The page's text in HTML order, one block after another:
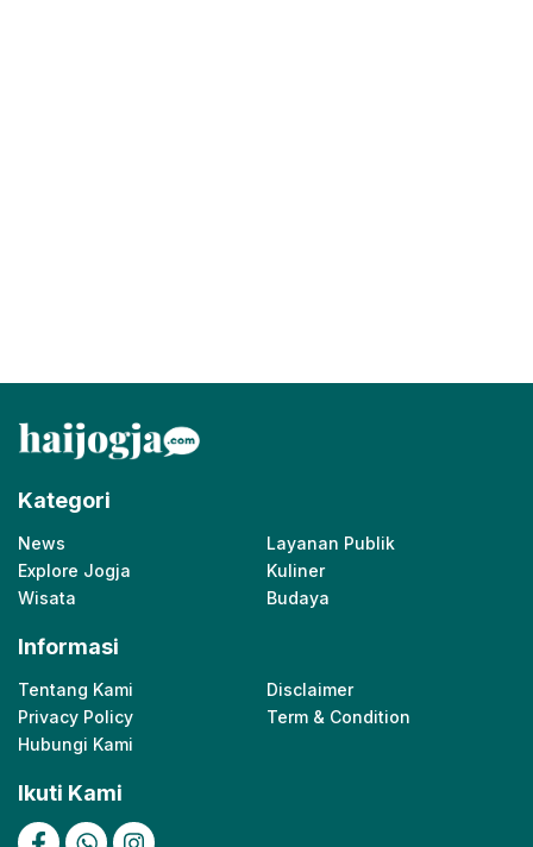
Kategori
News
Layanan Publik
Explore Jogja
Kuliner
Wisata
Budaya
Informasi
Tentang Kami
Disclaimer
Privacy Policy
Term & Condition
Hubungi Kami
Ikuti Kami